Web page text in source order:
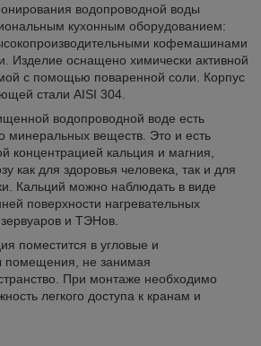
водопроводной воды
кухонным оборудованием:
кофемашинами
Изделие оснащено химически активной
с помощью поваренной соли. Корпус
стали AISI 304.
водопроводной воде есть
минеральных веществ. Это и есть
концентрацией кальция и магния,
как для здоровья человека, так и для
Кальций можно наблюдать в виде
поверхности нагревательных
и ТЭНов.
поместится в угловые и
помещения, не занимая
При монтаже необходимо
легкого доступа к кранам и